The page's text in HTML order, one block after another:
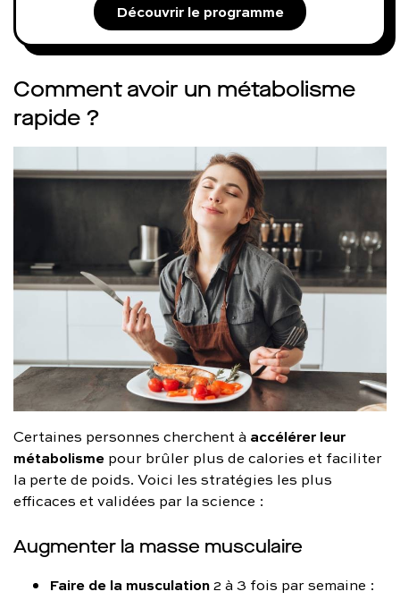
Découvrir le programme
Comment avoir un métabolisme
rapide ?
Certaines personnes cherchent à accélérer leur
métabolisme pour brûler plus de calories et faciliter
la perte de poids. Voici les stratégies les plus
efficaces et validées par la science :
Augmenter la masse musculaire
Faire de la musculation2 à 3 fois par semaine :